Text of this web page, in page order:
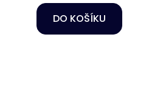
DO KOŠÍKU